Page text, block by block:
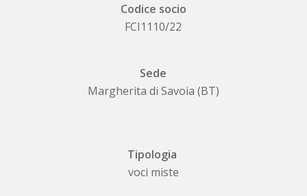
Codice socio
FCI1110/22
Sede
Margherita di Savoia (BT)
Tipologia
voci miste